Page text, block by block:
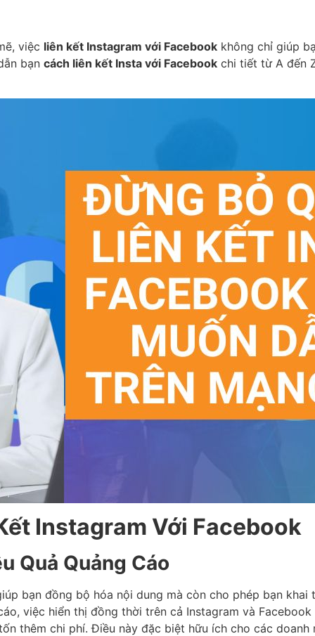
việc liên kết Instagram với Facebook không chỉ giúp
bạn cách liên kết Insta với Facebook chi tiết từ A đến
Instagram Với Facebook
Quả Quảng Cáo
bạn đồng bộ hóa nội dung mà còn cho phép bạn
việc hiển thị đồng thời trên cả Instagram và
thêm chi phí. Điều này đặc biệt hữu ích cho các